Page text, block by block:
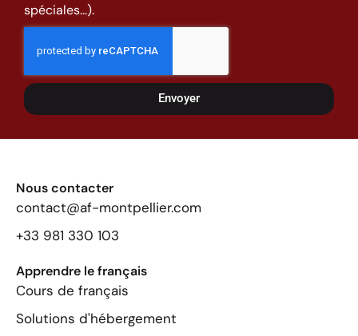
spéciales...).
Envoyer
Nous contacter
contact@af-montpellier.com
+33 981 330 103
Apprendre le français
Cours de français
Solutions d'hébergement